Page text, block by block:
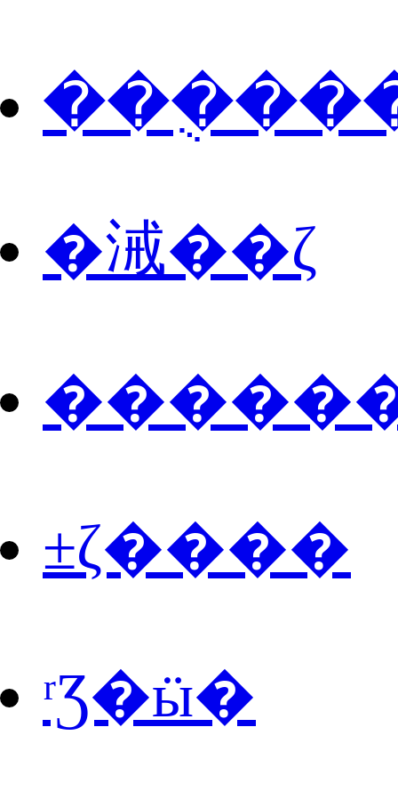
�㳦��ζ
±ζ����
ʳƷ�ӹ�